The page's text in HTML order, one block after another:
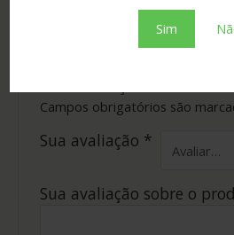
Sim
Seja o primeiro a avaliar
Campos obrigatórios são
Sua avaliação *
Sua avaliação sobre o